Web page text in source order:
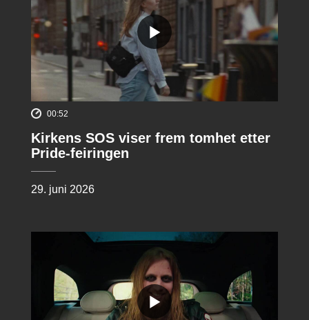
00:52
Kirkens SOS viser frem tomhet etter
Pride-feiringen
29. juni 2026